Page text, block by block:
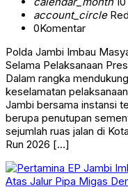
account_circle
0Komentar
Polda Jambi Imbau
Selama Pelaksanaan
Dalam rangka
keselamatan
Jambi bersama instansi
berupa penutupan
sejumlah ruas jalan di
Run 2026 […]